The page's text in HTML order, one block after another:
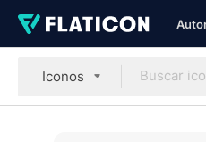
Iconos